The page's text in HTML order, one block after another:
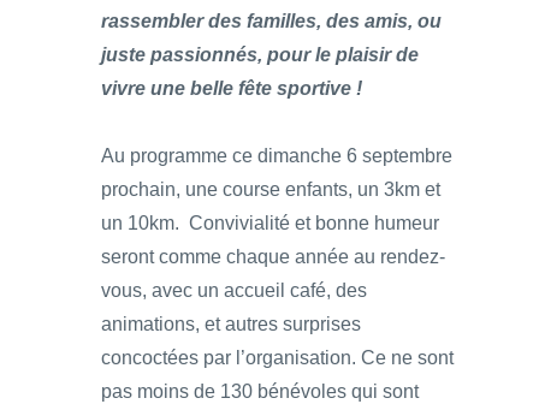
rassembler des familles, des amis, ou
juste passionnés, pour le plaisir de
vivre une belle fête sportive !
Au programme ce dimanche 6 septembre
prochain, une course enfants, un 3km et
un 10km. Convivialité et bonne humeur
seront comme chaque année au rendez-
vous, avec un accueil café, des
animations, et autres surprises
concoctées par l’organisation. Ce ne sont
pas moins de 130 bénévoles qui sont